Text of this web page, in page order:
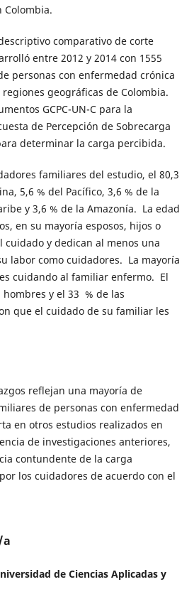
Colombia.
comparativo de corte
entre 2012 y 2014 con 1555
personas con enfermedad crónica
geográficas de Colombia.
GCPC-UN-C para la
de Percepción de Sobrecarga
determinar la carga percibida.
familiares del estudio, el 80,3
5,6 % del Pacífico, 3,6 % de la
y 3,6 % de la Amazonía. La edad
en su mayoría esposos, hijos o
cuidado y dedican al menos una
labor como cuidadores. La mayoría
cuidando al familiar enfermo. El
y el 33 % de las
que el cuidado de su familiar les
reflejan una mayoría de
de personas con enfermedad
en otros estudios realizados en
de investigaciones anteriores,
contundente de la carga
los cuidadores de acuerdo con el
de Ciencias Aplicadas y